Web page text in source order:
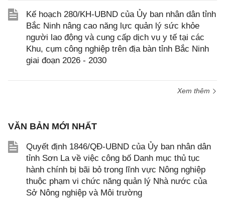
Kế hoạch 280/KH-UBND của Ủy ban nhân dân tỉnh
Bắc Ninh nâng cao năng lực quản lý sức khỏe
người lao động và cung cấp dịch vụ y tế tại các
Khu, cụm công nghiệp trên địa bàn tỉnh Bắc Ninh
giai đoạn 2026 - 2030
Xem thêm
VĂN BẢN MỚI NHẤT
Quyết định 1846/QĐ-UBND của Ủy ban nhân dân
tỉnh Sơn La về việc công bố Danh mục thủ tục
hành chính bị bãi bỏ trong lĩnh vực Nông nghiệp
thuộc phạm vi chức năng quản lý Nhà nước của
Sở Nông nghiệp và Môi trường